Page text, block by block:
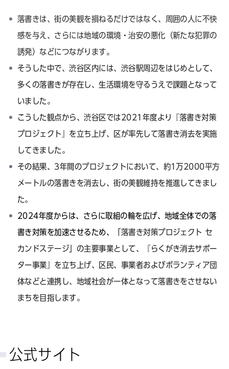
落書きは、街の美観を損ねるだけではなく、周囲の人に不快
感を与え、さらには地域の環境・治安の悪化（新たな犯罪の
誘発）などにつながります。
そうした中で、渋谷区内には、渋谷駅周辺をはじめとして、
多くの落書きが存在し、生活環境を守るうえで課題となって
いました。
こうした観点から、渋谷区では2021年度より『落書き対策
プロジェクト』を立ち上げ、区が率先して落書き消去を実施
してきました。
その結果、3年間のプロジェクトにおいて、約1万2000平方
メートルの落書きを消去し、街の美観維持を推進してきまし
た。
2024年度からは、さらに取組の輪を広げ、地域全体での落
書き対策を加速させるため、
「落書き対策プロジェクト セ
カンドステージ」の主要事業として、『らくがき消去サポー
ター事業』を立ち上げ、区民、事業者およびボランティア団
体などと連携し、地域社会が一体となって落書きをさせない
まちを目指します。
公式サイト